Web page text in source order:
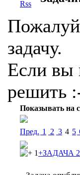
задачу.
Если вы
решить
Показывать на
Пред. 1 2 3 4 5
1+ЗАДАЧА